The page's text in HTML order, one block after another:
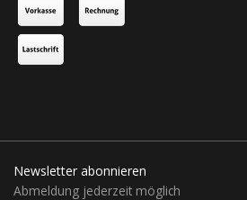
Newsletter abonnieren
Abmeldung jederzeit möglich